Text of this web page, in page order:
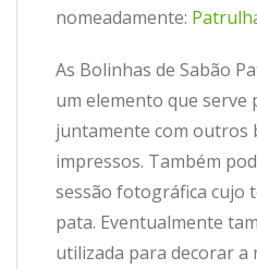
nomeadamente:
As Bolinhas de Sabão
um elemento que serve
juntamente com outros
impressos. Também
sessão fotográfica cujo
pata. Eventualmente
utilizada para decorar a